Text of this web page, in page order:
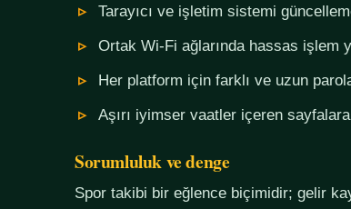
Tarayıcı ve işletim sistemi
Ortak Wi-Fi ağlarında hassas işlem
Her platform için farklı ve uzun
Aşırı iyimser vaatler içeren
Sorumluluk ve denge
Spor takibi bir eğlence biçimidir; gelir